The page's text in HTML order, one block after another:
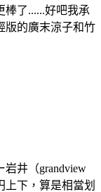
棒了......好吧我承
版的廣末涼子和竹
井（grandview
下，算是相當划